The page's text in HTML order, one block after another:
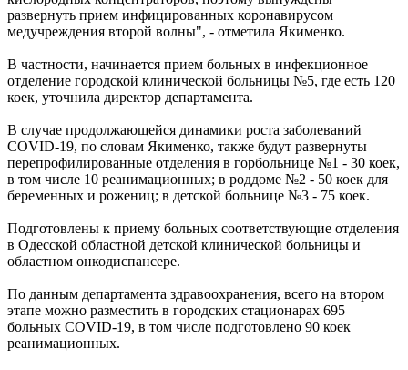
развернуть прием инфицированных коронавирусом
медучреждения второй волны", - отметила Якименко.
В частности, начинается прием больных в инфекционное
отделение городской клинической больницы №5, где есть 120
коек, уточнила директор департамента.
В случае продолжающейся динамики роста заболеваний
COVID-19, по словам Якименко, также будут развернуты
перепрофилированные отделения в горбольнице №1 - 30 коек,
в том числе 10 реанимационных; в роддоме №2 - 50 коек для
беременных и рожениц; в детской больнице №3 - 75 коек.
Подготовлены к приему больных соответствующие отделения
в Одесской областной детской клинической больницы и
областном онкодиспансере.
По данным департамента здравоохранения, всего на втором
этапе можно разместить в городских стационарах 695
больных COVID-19, в том числе подготовлено 90 коек
реанимационных.